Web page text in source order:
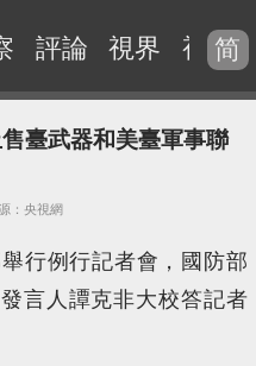
評論 視界 視頻
简
臺武器和美臺軍事聯
：央視網
行例行記者會，國防部
言人譚克非大校答記者